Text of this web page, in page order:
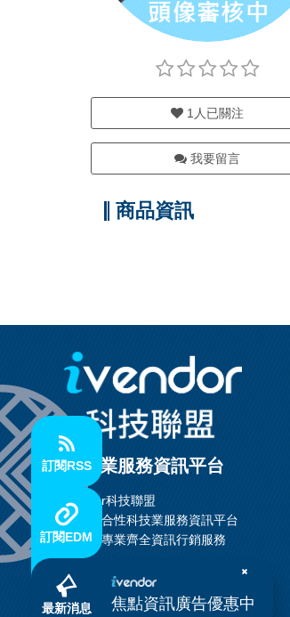
1 人已關注
我要留言
商品資訊
訂閱RSS
訂閱EDM
最新消息 焦點資訊廣告優惠中
科技業服務資訊平台
ivendor科技聯盟
首創整合性科技業服務資訊平台
提供最專業齊全資訊行銷服務